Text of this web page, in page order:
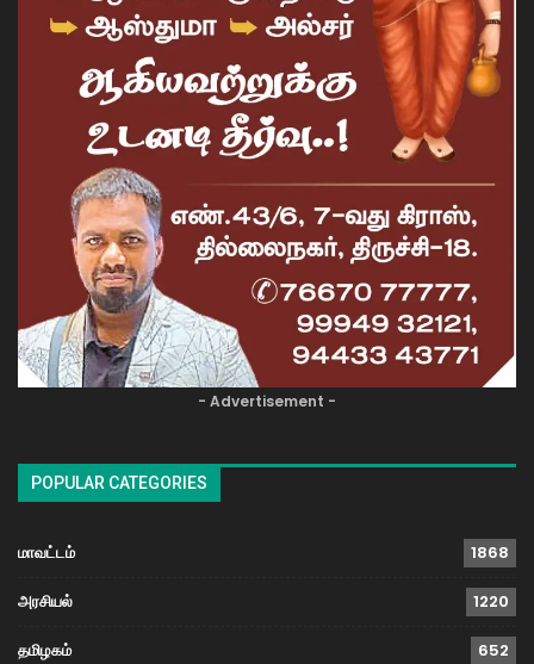
- Advertisement -
POPULAR CATEGORIES
மாவட்டம் 1868
அரசியல் 1220
தமிழகம் 652